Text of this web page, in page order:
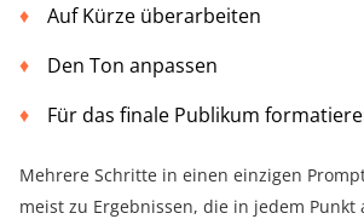
Auf Kürze überarbeiten
Den Ton anpassen
Für das finale Publikum
Mehrere Schritte in einen einzigen
meist zu Ergebnissen, die in jedem Punkt